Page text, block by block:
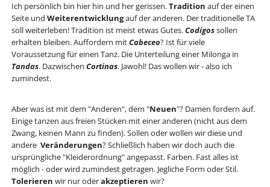
Ich persönlich bin hier hin und her gerissen.Tradition auf der einen
Seite und Weiterentwicklungauf der anderen. Der traditionelle TA
soll weiterleben! Tradition ist meist etwas Gutes.Codigossollen
erhalten bleiben. Auffordern mitCabeceo? Ist für viele
Voraussetzung für einen Tanz. Die Unterteilung einer Milonga in
Tandas. Dazwischen Cortinas. Jawohl! Das wollen wir - also ich
zumindest.
Aber was ist mit dem "Anderen", dem "Neuen"? Damen fordern auf.
Einige tanzen aus freien Stücken mit einer anderen (nicht aus dem
Zwang, keinen Mann zu finden). Sollen oder wollen wir diese und
andere Veränderungen? Schließlich haben wir doch auch die
ursprüngliche "Kleiderordnung" angepasst. Farben. Fast alles ist
möglich - oder wird zumindest getragen. Jegliche Form oder Stil.
Tolerieren wir nur oderakzeptieren wir?